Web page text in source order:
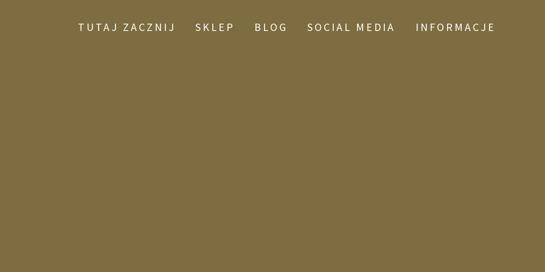
TUTAJ ZACZNIJ SKLEP BLOG SOCIAL MEDIA INFORMACJE